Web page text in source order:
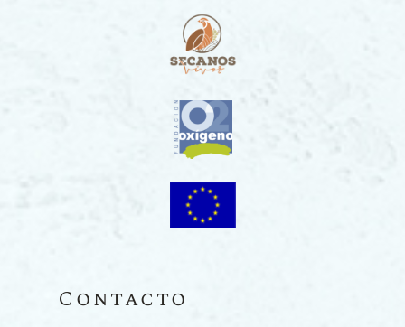
Contacto